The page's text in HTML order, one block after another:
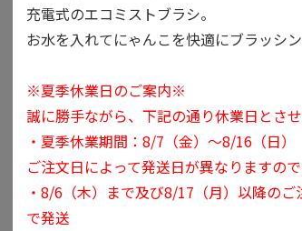
充電式のエコミストブラシ。
お水を入れてにゃんこを快適にブラッシン
※夏季休業日のご案内※
誠に勝手ながら、下記の通り休業日とさせ
・夏季休業期間：8/7（金）～8/16（日）
ご注文日によって発送日が異なりますので
・8/6（木）まで及び8/17（月）以降の
で発送